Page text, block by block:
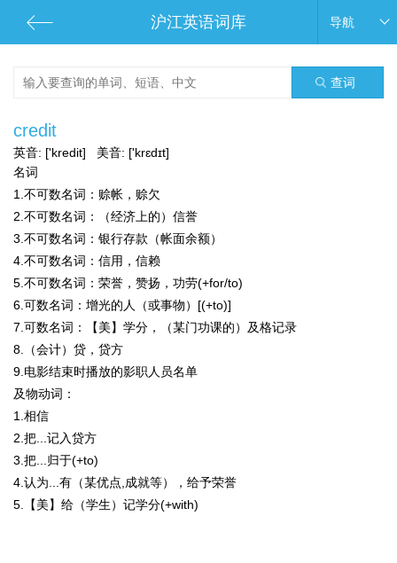
沪江英语词库 导航
查词
credit
英音: ['kredit] 美音: ['krɛdɪt]
名词
1. 不可数名词： 赊帐，赊欠
2. 不可数名词：
（经济上的）信誉
3. 不可数名词： 银行存款（帐面余额）
4. 不可数名词： 信用，信赖
5. 不可数名词： 荣誉，赞扬，功劳(+for/to)
6. 可数名词： 增光的人（或事物）[(+to)]
7. 可数名词：
【美】学分，（某门功课的）及格记录
8.（会计）贷，贷方
9.电影结束时播放的影职人员名单
及物动词：
1.相信
2.把...记入贷方
3.把...归于(+to)
4.认为...有（某优点,成就等），给予荣誉
5.【美】给（学生）记学分(+with)